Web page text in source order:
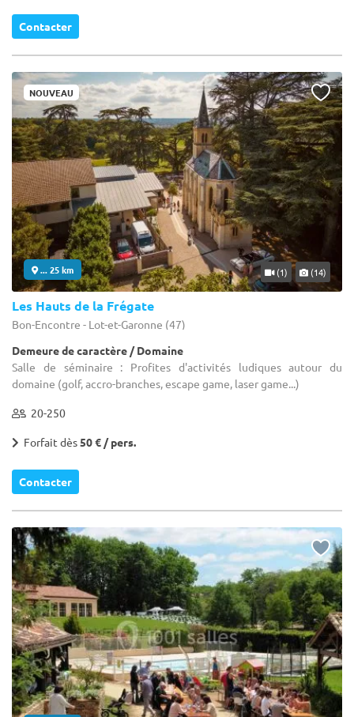
Contacter
NOUVEAU
... 25 km (1) (14)
Les Hauts de la Frégate
Bon-Encontre - Lot-et-Garonne (47)
Demeure de caractère / Domaine
Salle de séminaire : Profites d'activités ludiques autour du
domaine (golf, accro-branches, escape game, laser game...)
20-250
Forfait dès50 € / pers.
Contacter